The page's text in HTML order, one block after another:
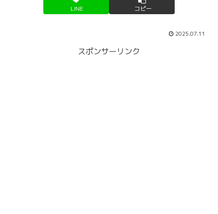
LINE コピー
2025.07.11
スポンサーリンク